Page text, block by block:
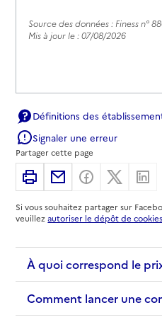
Source des données : Finess n°
Mis à jour le : 07/08/2026
Définitions des
Signaler une erreur
Partager cette page
ImprimerPartager par email
Partager sur
Si vous souhaitez partager sur
veuillezautoriser le dépôt de cookies
À quoi correspond le
Comment lancer une